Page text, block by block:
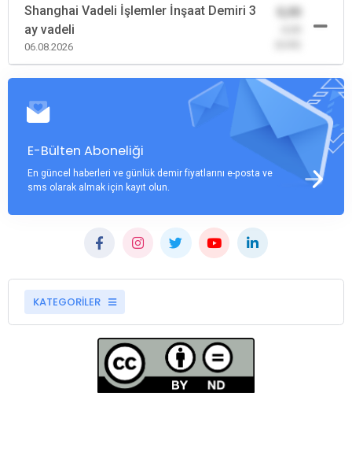
Shanghai Vadeli İşlemler İnşaat Demiri 3
ay vadeli
06.08.2026
E-Bülten Aboneliği
En güncel haberleri ve günlük demir fiyatlarını e-posta ve
sms olarak almak için kayıt olun.
KATEGORİLER